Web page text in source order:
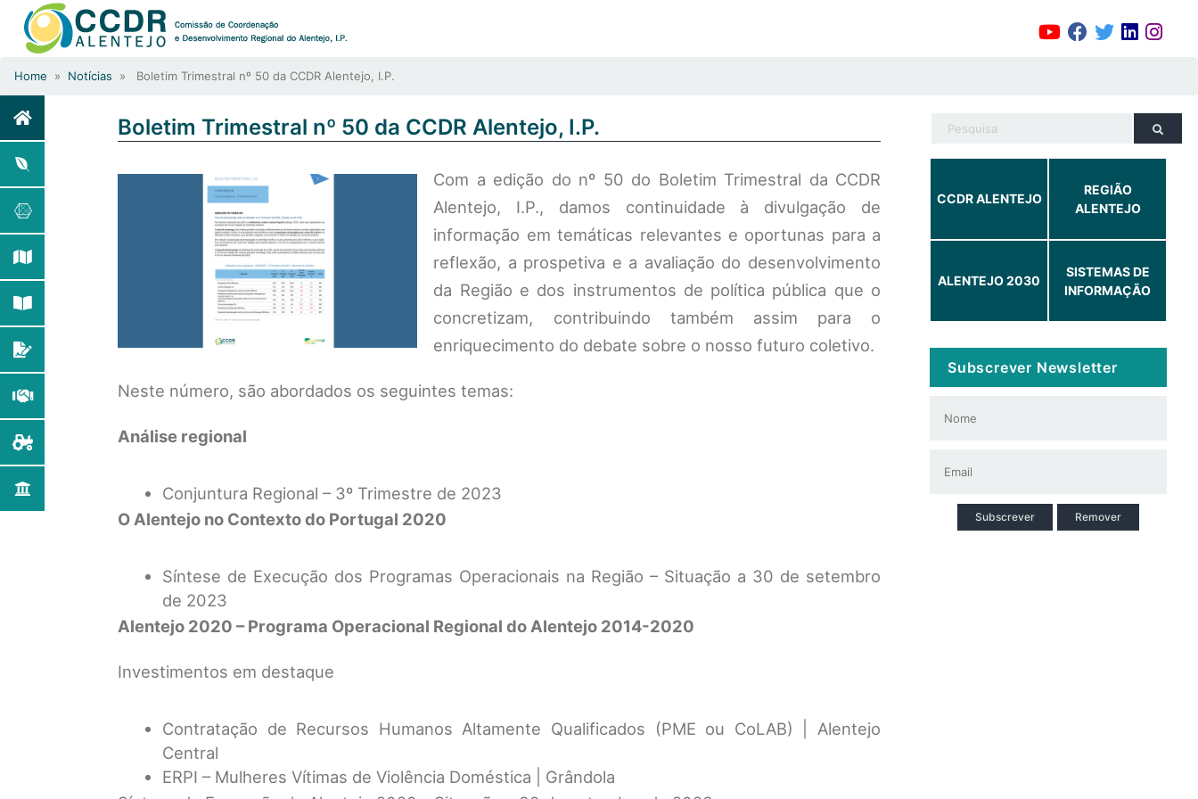
Home » Notícias » Boletim Trimestral nº 50 da CCDR Alentejo, I.P.
Boletim Trimestral nº 50 da CCDR Alentejo, I.P.
Com a edição do nº 50 do Boletim Trimestral da CCDR
Alentejo, I.P., damos continuidade à divulgação de
informação em temáticas relevantes e oportunas para a
reflexão, a prospetiva e a avaliação do desenvolvimento
da Região e dos instrumentos de política pública que o
concretizam, contribuindo também assim para o
enriquecimento do debate sobre o nosso futuro coletivo.
Neste número, são abordados os seguintes temas:
Análise regional
Conjuntura Regional – 3º Trimestre de 2023
O Alentejo no Contexto do Portugal 2020
Síntese de Execução dos Programas Operacionais na Região – Situação a 30 de setembro
de 2023
Alentejo 2020 – Programa Operacional Regional do Alentejo 2014-2020
Investimentos em destaque
Contratação de Recursos Humanos Altamente Qualificados (PME ou CoLAB) | Alentejo
Central
ERPI – Mulheres Vítimas de Violência Doméstica | Grândola
CCDR ALENTEJO
REGIÃO
ALENTEJO
ALENTEJO 2030
SISTEMAS DE
INFORMAÇÃO
Subscrever Newsletter
Subscrever Remover